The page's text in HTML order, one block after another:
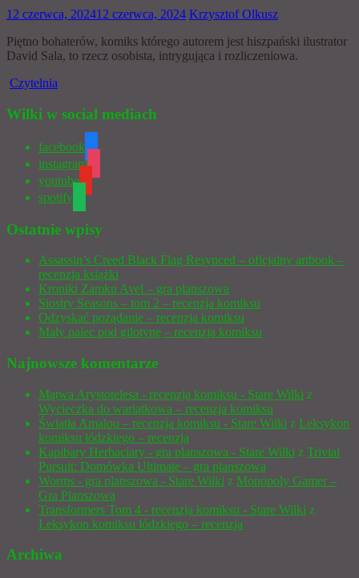
12 czerwca, 202412 czerwca, 2024 Krzysztof Olkusz
Piętno bohaterów, komiks którego autorem jest hiszpański ilustrator
David Sala, to rzecz osobista, intrygująca i rozliczeniowa.
Czytelnia
Wilki w social mediach
facebook
instagram
youtube
spotify
Ostatnie wpisy
Assassin’s Creed Black Flag Resynced – oficjalny artbook –
recenzja książki
Kroniki Zamku Avel – gra planszowa
Siostry Seasons – tom 2 – recenzja komiksu
Odzyskać pożądanie – recenzja komiksu
Mały palec pod gilotynę – recenzja komiksu
Najnowsze komentarze
Mątwa Arystotelesa - recenzja komiksu - Stare Wilki z
Wycieczka do wariatkowa – recenzja komiksu
Światła Amalou – recenzja komiksu - Stare Wilki z Leksykon
komiksu łódzkiego – recenzja
Kapibary Herbaciary - gra planszowa - Stare Wilki z Trivial
Pursuit: Domówka Ultimate – gra planszowa
Worms - gra planszowa - Stare Wilki z Monopoly Gamer –
Gra Planszowa
Transformers Tom 4 - recenzja komiksu - Stare Wilki z
Leksykon komiksu łódzkiego – recenzja
Archiwa